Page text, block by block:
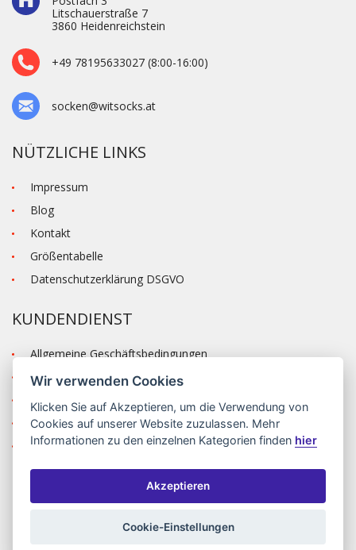
Litschauerstraße 7
3860 Heidenre­ichstein
+49 78195633027 (8:00-16:00)
socken@witsocks.at
NÜTZLICHE LINKS
Impressum
Blog
Kontakt
Größentabelle
Datenschutzerklärung DSGVO
KUNDENDIENST
Allgemeine Geschäftsbedingungen
Versand und Zahlung
Reklamation
Anmelden
Registrieren
©2026 MODA ČAPEK s.r.o. Made by INIZIO Internet media s.r.o.
Wir verwenden Cookies
Klicken Sie auf Akzeptieren, um die Verwendung von
Cookies auf unserer Website zuzulassen. Mehr
Informationen zu den einzelnen Kategorien finden hier
Akzeptieren
Cookie-Einstellungen